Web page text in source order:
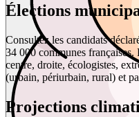
Élections
Consultez les candidats
34 000 communes
centre, droite, écologistes,
(urbain, périurbain, rural) et
Projections